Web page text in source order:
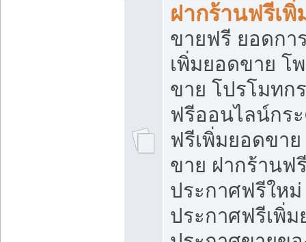
ฝากร้านฟรีเ
ขายฟรี ยอดกา
เพิ่มยอดขาย โ
ขาย โปรโมทก
ฟรีออนไลน์กร
ฟรีเพิ่มยอดขา
ขาย ฝากร้านฟ
ประกาศฟรีใหม่
ประกาศฟรีเพิ่